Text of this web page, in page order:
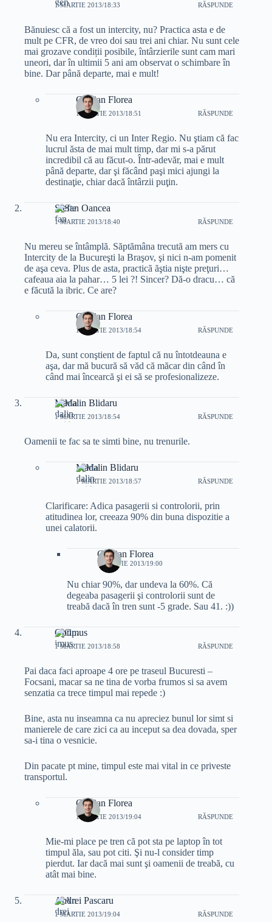
1 MARTIE 2013/18:33 RĂSPUNDE
Bănuiesc că a fost un intercity, nu? Practica asta e de
mult pe CFR, de vreo doi sau trei ani chiar. Nu sunt cele
mai grozave condiții posibile, întârzierile sunt cam mari
uneori, dar în ultimii 5 ani am observat o schimbare în
bine. Dar până departe, mai e mult!
Cristian Florea
1 MARTIE 2013/18:51 RĂSPUNDE
Nu era Intercity, ci un Inter Regio. Nu ştiam că fac
lucrul ăsta de mai mult timp, dar mi s-a părut
incredibil că au făcut-o. Într-adevăr, mai e mult
până departe, dar şi făcând paşi mici ajungi la
destinaţie, chiar dacă întârzii puţin.
Stefan Oancea
1 MARTIE 2013/18:40 RĂSPUNDE
Nu mereu se întâmplă. Săptămâna trecută am mers cu
Intercity de la Bucureşti la Braşov, şi nici n-am pomenit
de aşa ceva. Plus de asta, practică ăştia nişte preţuri…
cafeaua aia la pahar… 5 lei ?! Sincer? Dă-o dracu… că
e făcută la ibric. Ce are?
Cristian Florea
1 MARTIE 2013/18:54 RĂSPUNDE
Da, sunt conştient de faptul că nu întotdeauna e
aşa, dar mă bucură să văd că măcar din când în
când mai încearcă şi ei să se profesionalizeze.
Madalin Blidaru
1 MARTIE 2013/18:54 RĂSPUNDE
Oamenii te fac sa te simti bine, nu trenurile.
Madalin Blidaru
1 MARTIE 2013/18:57 RĂSPUNDE
Clarificare: Adica pasagerii si controlorii, prin
atitudinea lor, creeaza 90% din buna dispozitie a
unei calatorii.
Cristian Florea
1 MARTIE 2013/19:00
Nu chiar 90%, dar undeva la 60%. Că
degeaba pasagerii şi controlorii sunt de
treabă dacă în tren sunt -5 grade. Sau 41. :))
Optimus
1 MARTIE 2013/18:58 RĂSPUNDE
Pai daca faci aproape 4 ore pe traseul Bucuresti –
Focsani, macar sa ne tina de vorba frumos si sa avem
senzatia ca trece timpul mai repede :)
Bine, asta nu inseamna ca nu apreciez bunul lor simt si
manierele de care zici ca au inceput sa dea dovada, sper
sa-i tina o vesnicie.
Din pacate pt mine, timpul este mai vital in ce priveste
transportul.
Cristian Florea
1 MARTIE 2013/19:04 RĂSPUNDE
Mie-mi place pe tren că pot sta pe laptop în tot
timpul ăla, sau pot citi. Şi nu-l consider timp
pierdut. Iar dacă mai sunt şi oamenii de treabă, cu
atât mai bine.
Andrei Pascaru
1 MARTIE 2013/19:04 RĂSPUNDE